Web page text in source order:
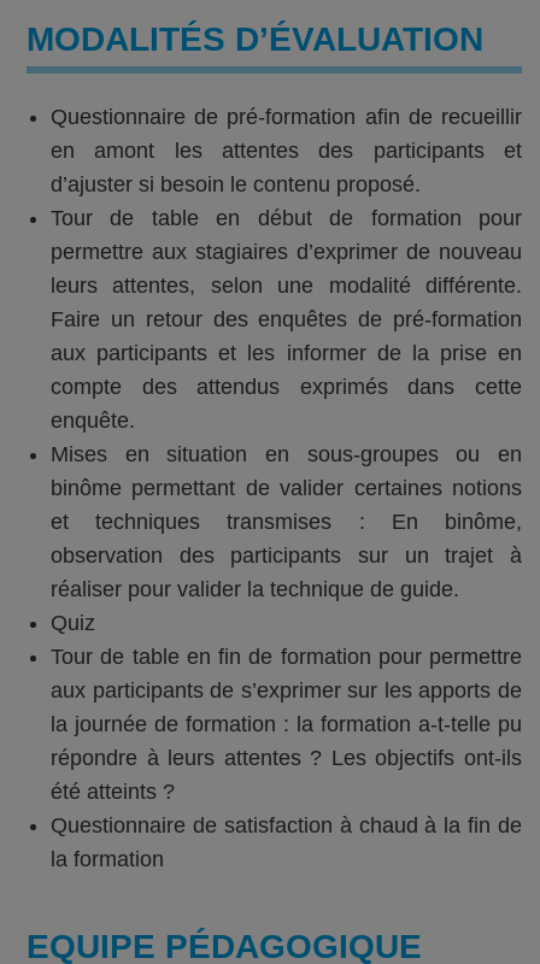
MODALITÉS D’ÉVALUATION
Questionnaire de pré-formation afin de recueillir
en amont les attentes des participants et
d’ajuster si besoin le contenu proposé.
Tour de table en début de formation pour
permettre aux stagiaires d’exprimer de nouveau
leurs attentes, selon une modalité différente.
Faire un retour des enquêtes de pré-formation
aux participants et les informer de la prise en
compte des attendus exprimés dans cette
enquête.
Mises en situation en sous-groupes ou en
binôme permettant de valider certaines notions
et techniques transmises : En binôme,
observation des participants sur un trajet à
réaliser pour valider la technique de guide.
Quiz
Tour de table en fin de formation pour permettre
aux participants de s’exprimer sur les apports de
la journée de formation : la formation a-t-telle pu
répondre à leurs attentes ? Les objectifs ont-ils
été atteints ?
Questionnaire de satisfaction à chaud à la fin de
la formation
EQUIPE PÉDAGOGIQUE